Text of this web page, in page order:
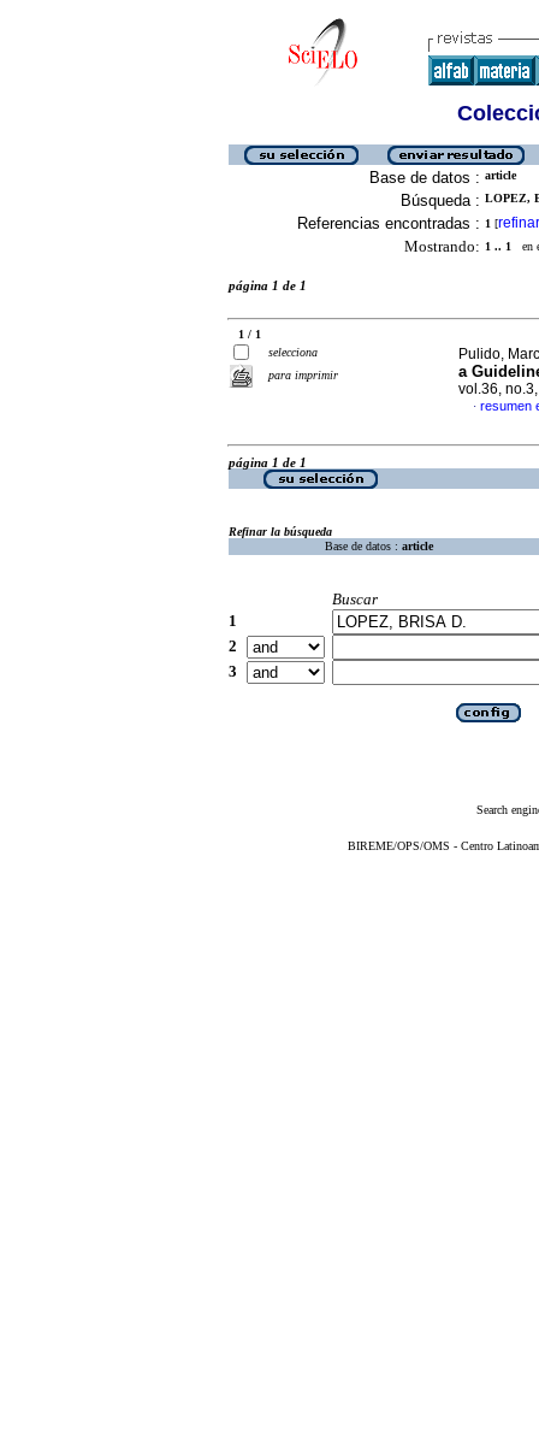
Base de datos : article
Búsqueda : LOPEZ,
Referencias encontradas : 1 [refinar
Mostrando: 1 .. 1 en
página 1 de 1
1 / 1
selecciona
para imprimir
Pulido,
a
vol.36,
· resumen
página 1 de 1
Refinar la búsqueda
Base de datos : article
Buscar
1
2
3
Search
BIREME/OPS/OMS - Centro